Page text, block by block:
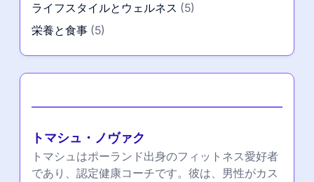
ライフスタイルとウェルネス (5)
栄養と食事 (5)
トマシュ・ノヴァク
トマシュはポーランド出身のフィットネス愛好者
であり、認定健康コーチです。彼は、男性がカス